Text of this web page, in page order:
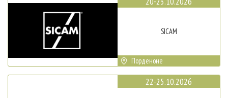
SICAM
Порденоне
22-25.10.2026